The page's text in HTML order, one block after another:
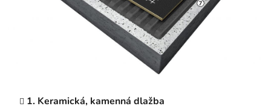
1. Keramická, kamenná dlažba